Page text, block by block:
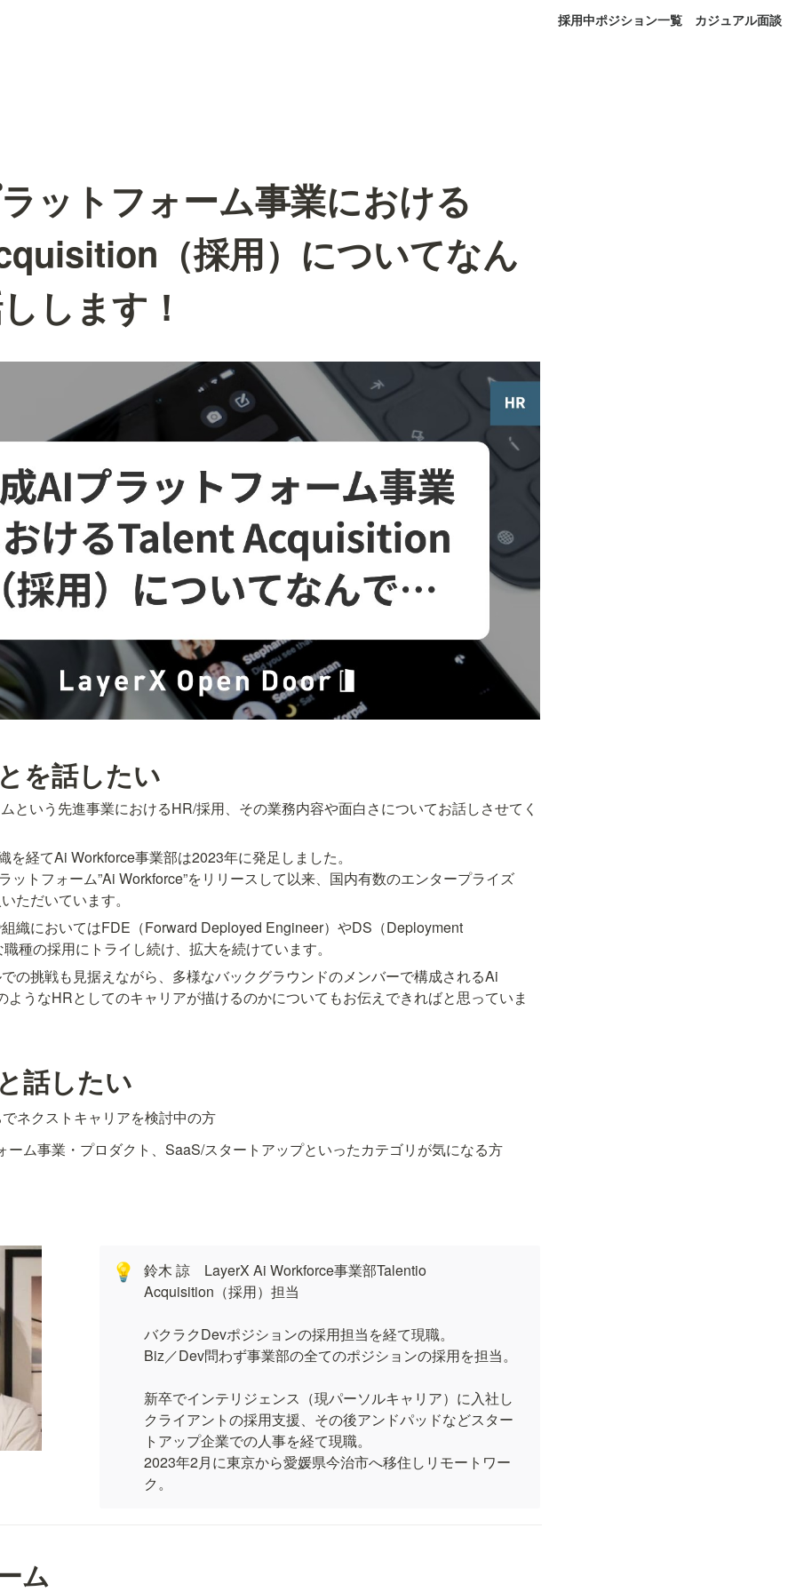
採用中ポジション一覧 カジュアル面談
ットフォーム事業における
（採用）についてなん
します！
を話したい
という先進事業におけるHR/採用、その業務内容や面白さについてお話しさせてく
を経てAi Workforce事業部は2023年に発足しました。
ットフォーム”Ai Workforce”をリリースして以来、国内有数のエンタープライズ
ただいています。
織においてはFDE（Forward Deployed Engineer）やDS（Deployment
種の採用にトライし続け、拡大を続けています。
の挑戦も見据えながら、多様なバックグラウンドのメンバーで構成されるAi
ようなHRとしてのキャリアが描けるのかについてもお伝えできればと思っていま
話したい
ネクストキャリアを検討中の方
ーム事業・プロダクト、SaaS/スタートアップといったカテゴリが気になる方
💡
鈴木 諒　LayerX Ai Workforce事業部Talentio
Acquisition（採用）担当
バクラクDevポジションの採用担当を経て現職。
Biz／Dev問わず事業部の全てのポジションの採用を担当。
新卒でインテリジェンス（現パーソルキャリア）に入社し
クライアントの採用支援、その後アンドパッドなどスター
トアップ企業での人事を経て現職。
2023年2月に東京から愛媛県今治市へ移住しリモートワー
ク。
ム